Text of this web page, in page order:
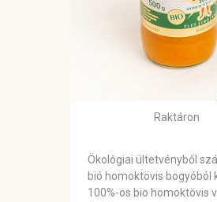
Raktáron
Ökológiai ültetvényből
bió homoktövis bogyóból
100%-os bio homoktövis